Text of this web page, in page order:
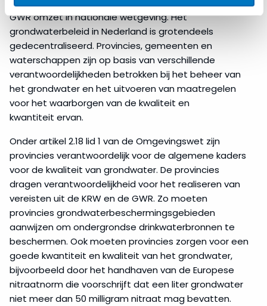
is de belangrijkste wet die de verplichtingen onder de
GWR omzet in nationale wetgeving. Het
grondwaterbeleid in Nederland is grotendeels
gedecentraliseerd. Provincies, gemeenten en
waterschappen zijn op basis van verschillende
verantwoordelijkheden betrokken bij het beheer van
het grondwater en het uitvoeren van maatregelen
voor het waarborgen van de kwaliteit en
kwantiteit ervan.
Onder artikel 2.18 lid 1 van de Omgevingswet zijn
provincies verantwoordelijk voor de algemene kaders
voor de kwaliteit van grondwater. De provincies
dragen verantwoordelijkheid voor het realiseren van
vereisten uit de KRW en de GWR. Zo moeten
provincies grondwaterbeschermingsgebieden
aanwijzen om ondergrondse drinkwaterbronnen te
beschermen. Ook moeten provincies zorgen voor een
goede kwantiteit en kwaliteit van het grondwater,
bijvoorbeeld door het handhaven van de Europese
nitraatnorm die voorschrijft dat een liter grondwater
niet meer dan 50 milligram nitraat mag bevatten.